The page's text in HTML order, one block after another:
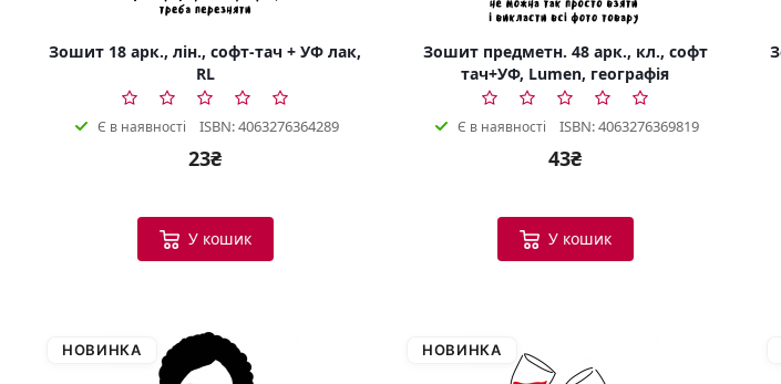
Зошит 18 арк., лін., софт-тач + УФ лак,
RL
Є в наявності ISBN: 4063276364289
23₴
У кошик
Зошит предметн. 48 арк., кл., софт
тач+УФ, Lumen, географія
Є в наявності ISBN: 4063276369819
43₴
У кошик
НОВИНКА НОВИНКА